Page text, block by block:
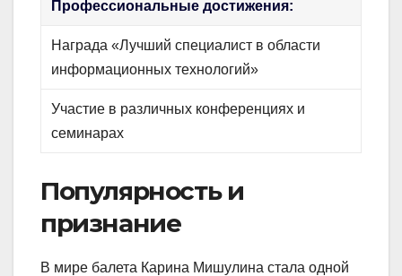
Профессиональные достижения:
Награда «Лучший специалист в области
информационных технологий»
Участие в различных конференциях и
семинарах
Популярность и
признание
В мире балета Карина Мишулина стала одной